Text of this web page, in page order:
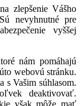
zlepšenie Vášho
nevyhnutné pre
vyššej
nám pomáhajú
webovú stránku.
s Vašim súhlasom.
deaktivovať.
však môže mať